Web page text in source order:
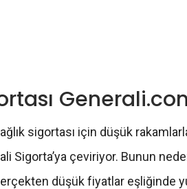
sigortası için düşük
Sigorta’ya çeviriyor. Bunun
düşük fiyatlar eşliğinde